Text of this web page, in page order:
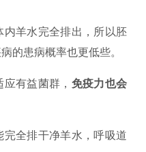
羊水完全排出，所以胚
的患病概率也更低些。
有益菌群， 免疫力也会
全排干净羊水，呼吸道